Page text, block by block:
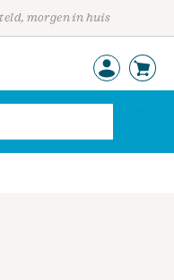
morgen in huis